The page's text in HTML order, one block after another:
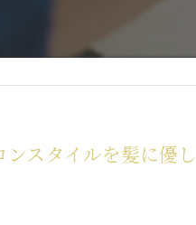
ンスタイルを髪に優